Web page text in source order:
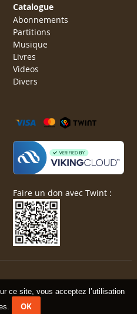
ce site, vous acceptez l’utilisation
OK
Catalogue
Abonnements
Partitions
Musique
Livres
Videos
Divers
Faire un don avec Twint :